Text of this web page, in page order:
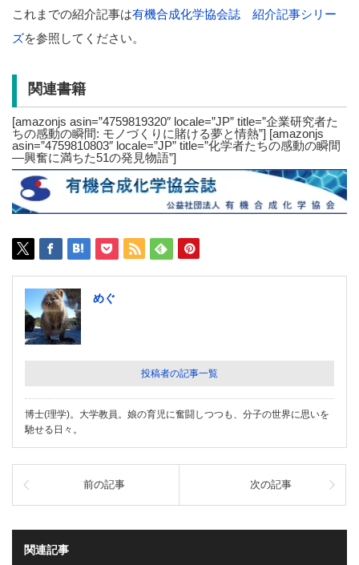
これまでの紹介記事は有機合成化学協会誌 紹介記事シリー
ズを参照してください。
関連書籍
[amazonjs asin=”4759819320″ locale=”JP” title=”企業研究者た
ちの感動の瞬間: モノづくりに賭ける夢と情熱”] [amazonjs
asin=”4759810803″ locale=”JP” title=”化学者たちの感動の瞬間
―興奮に満ちた51の発見物語”]
めぐ
投稿者の記事一覧
博士(理学)。大学教員。娘の育児に奮闘しつつも、分子の世界に思いを
馳せる日々。
前の記事 次の記事
関連記事